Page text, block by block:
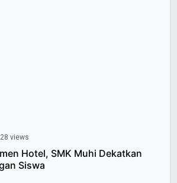
views
Hotel, SMK Muhi Dekatkan
Siswa